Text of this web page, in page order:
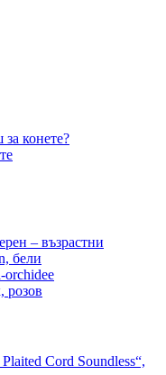
конете?
– възрастни
бели
orchidee
розов
Cord Soundless“,